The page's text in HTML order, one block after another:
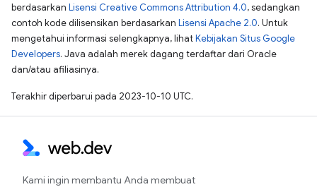
berdasarkan Lisensi Creative Commons Attribution 4.0, sedangkan
contoh kode dilisensikan berdasarkan Lisensi Apache 2.0. Untuk
mengetahui informasi selengkapnya, lihatKebijakan Situs Google
Developers. Java adalah merek dagang terdaftar dari Oracle
dan/atau afiliasinya.
Terakhir diperbarui pada 2023-10-10 UTC.
Kami ingin membantu Anda membuat